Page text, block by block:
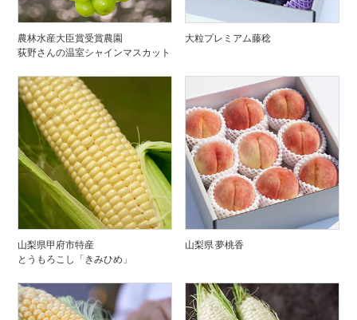
農林水産大臣賞受賞農園
荻野さんの温室シャインマスカット
大粒プレミアム藤稔
山梨県甲府市特産
とうもろこし「きみひめ」
山梨県 夢桃香